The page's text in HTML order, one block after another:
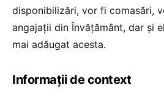
disponibilizări, vor fi comasări,
angajații din Învățământ, dar și
mai adăugat acesta.
Informații de context